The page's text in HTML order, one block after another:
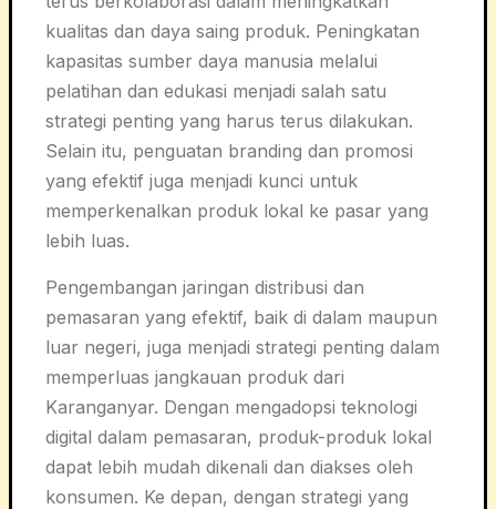
kualitas dan daya saing produk. Peningkatan
kapasitas sumber daya manusia melalui
pelatihan dan edukasi menjadi salah satu
strategi penting yang harus terus dilakukan.
Selain itu, penguatan branding dan promosi
yang efektif juga menjadi kunci untuk
memperkenalkan produk lokal ke pasar yang
lebih luas.
Pengembangan jaringan distribusi dan
pemasaran yang efektif, baik di dalam maupun
luar negeri, juga menjadi strategi penting dalam
memperluas jangkauan produk dari
Karanganyar. Dengan mengadopsi teknologi
digital dalam pemasaran, produk-produk lokal
dapat lebih mudah dikenali dan diakses oleh
konsumen. Ke depan, dengan strategi yang